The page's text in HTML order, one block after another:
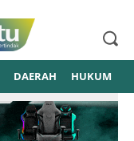
DAERAH HUKUM